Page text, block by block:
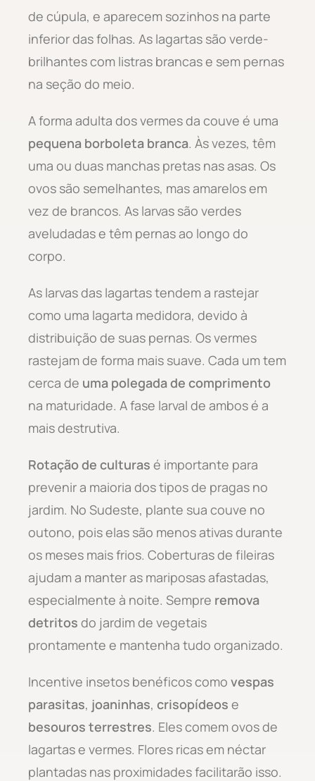
de cúpula, e aparecem sozinhos na parte
inferior das folhas. As lagartas são verde-
brilhantes com listras brancas e sem pernas
na seção do meio.
A forma adulta dos vermes da couve é uma
pequena borboleta branca. Às vezes, têm
uma ou duas manchas pretas nas asas. Os
ovos são semelhantes, mas amarelos em
vez de brancos. As larvas são verdes
aveludadas e têm pernas ao longo do
corpo.
As larvas das lagartas tendem a rastejar
como uma lagarta medidora, devido à
distribuição de suas pernas. Os vermes
rastejam de forma mais suave. Cada um tem
cerca de uma polegada de comprimento
na maturidade. A fase larval de ambos é a
mais destrutiva.
Rotação de culturas é importante para
prevenir a maioria dos tipos de pragas no
jardim. No Sudeste, plante sua couve no
outono, pois elas são menos ativas durante
os meses mais frios. Coberturas de fileiras
ajudam a manter as mariposas afastadas,
especialmente à noite. Sempre remova
detritos do jardim de vegetais
prontamente e mantenha tudo organizado.
Incentive insetos benéficos como vespas
parasitas, joaninhas, crisopídeos e
besouros terrestres. Eles comem ovos de
lagartas e vermes. Flores ricas em néctar
plantadas nas proximidades facilitarão isso.